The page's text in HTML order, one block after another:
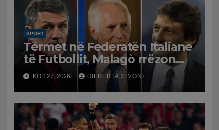
SPORT
Tërmet në Federatën Italiane
të Futbollit, Malagò rrëzon
Pirlon, Maldini-Leonardo drejt
dorëheqjes
KOR 27, 2026 GILBERTA SIMONI